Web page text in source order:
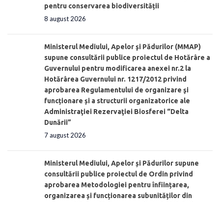
pentru conservarea biodiversității
8 august 2026
Ministerul Mediului, Apelor şi Pădurilor (MMAP)
supune consultării publice proiectul de Hotărâre a
Guvernului pentru modificarea anexei nr.2 la
Hotărârea Guvernului nr. 1217/2012 privind
aprobarea Regulamentului de organizare şi
funcționare și a structurii organizatorice ale
Administraţiei Rezervaţiei Biosferei “Delta
Dunării”
7 august 2026
Ministerul Mediului, Apelor și Pădurilor supune
consultării publice proiectul de Ordin privind
aprobarea Metodologiei pentru înființarea,
organizarea și funcționarea subunităților din